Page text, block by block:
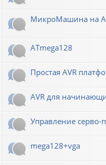
МикроМашина на
ATmega128
Простая AVR
AVR для
Управление серво-
mega128+vga